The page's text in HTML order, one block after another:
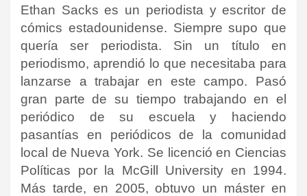
Ethan Sacks es un periodista y escritor de
cómics estadounidense. Siempre supo que
quería ser periodista. Sin un título en
periodismo, aprendió lo que necesitaba para
lanzarse a trabajar en este campo. Pasó
gran parte de su tiempo trabajando en el
periódico de su escuela y haciendo
pasantías en periódicos de la comunidad
local de Nueva York. Se licenció en Ciencias
Políticas por la McGill University en 1994.
Más tarde, en 2005, obtuvo un máster en